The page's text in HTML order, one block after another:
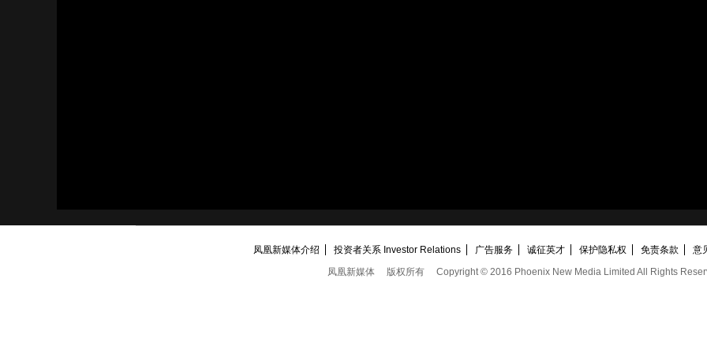
凤凰新媒体介绍 投资者关系 Investor Relations 广告服务 诚征英才 保护隐私权 免责条款
意
凤凰新媒体
版权所有 Copyright © 2016 Phoenix New Media Limited All Rights